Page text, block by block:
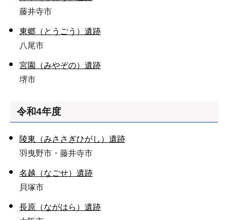
藤井寺市
東郷（とうごう）遺跡
八尾市
宮園（みやぞの）遺跡
堺市
令和4年度
陵東（みささぎひがし）遺跡
羽曳野市・藤井寺市
名越（なごせ）遺跡
貝塚市
長原（ながはら）遺跡